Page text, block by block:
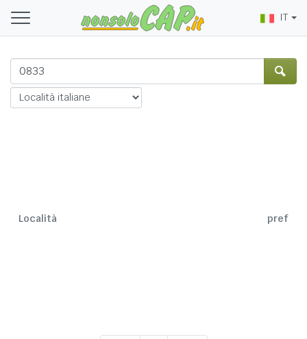
IT
Località pref